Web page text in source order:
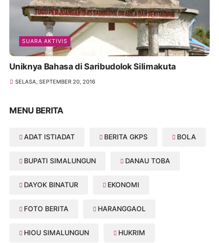
SUARA AKTIVIS
Uniknya Bahasa di Saribudolok Silimakuta
SELASA, SEPTEMBER 20, 2016
MENU BERITA
ADAT ISTIADAT BERITA GKPS BOLA
BUPATI SIMALUNGUN DANAU TOBA
DAYOK BINATUR EKONOMI
FOTO BERITA HARANGGAOL
HIOU SIMALUNGUN HUKRIM